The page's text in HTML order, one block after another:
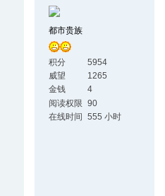
都市贵族
积分
5954
威望
1265
金钱
4
阅读权限 90
在线时间 555 小时